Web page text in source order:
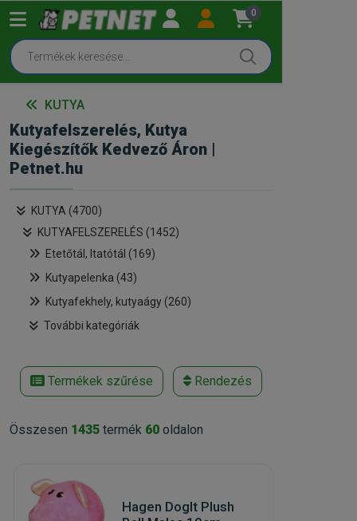
0
KUTYA
Kutyafelszerelés, Kutya
Kiegészítők Kedvező Áron |
Petnet.hu
KUTYA (4700)
KUTYAFELSZERELÉS (1452)
Etetőtál, Itatótál (169)
Kutyapelenka (43)
Kutyafekhely, kutyaágy (260)
További kategóriák
Termékek szűrése Rendezés
Összesen 1435 termék 60 oldalon
Hagen DogIt Plush